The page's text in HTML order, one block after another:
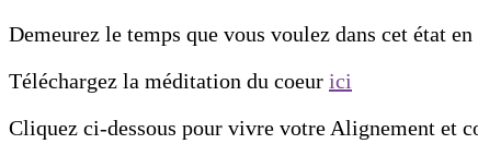
Demeurez le temps que vous voulez dans cet état
Téléchargez la méditation du coeur ici
Cliquez ci-dessous pour vivre votre Alignement et